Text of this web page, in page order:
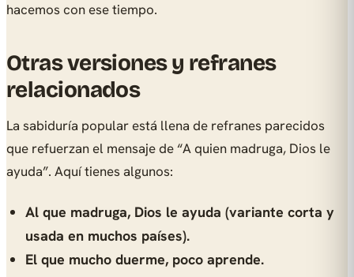
hacemos con ese tiempo.
Otras versiones y refranes
relacionados
La sabiduría popular está llena de refranes parecidos
que refuerzan el mensaje de “A quien madruga, Dios le
ayuda”. Aquí tienes algunos:
Al que madruga, Dios le ayuda (variante corta y
usada en muchos países).
El que mucho duerme, poco aprende.